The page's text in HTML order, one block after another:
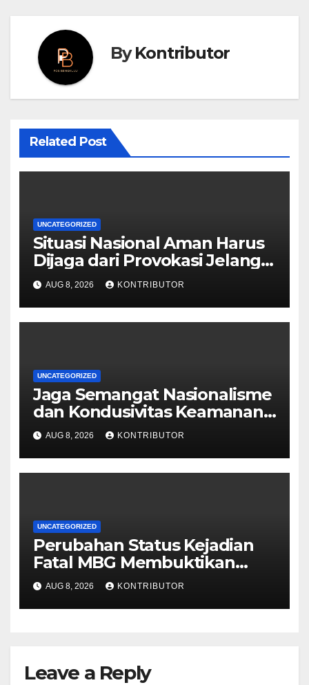
ByKontributor
Related Post
UNCATEGORIZED
Situasi Nasional Aman Harus
Dijaga dari Provokasi Jelang
HUT ke-81 RI
AUG 8, 2026 KONTRIBUTOR
UNCATEGORIZED
Jaga Semangat Nasionalisme
dan Kondusivitas Keamanan
Papua Jelang HUT Ke-81 RI
AUG 8, 2026 KONTRIBUTOR
UNCATEGORIZED
Perubahan Status Kejadian
Fatal MBG Membuktikan
Pemerintah Tidak Main-main
AUG 8, 2026 KONTRIBUTOR
Leave a Reply